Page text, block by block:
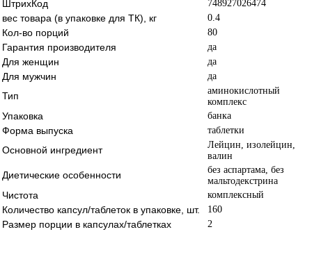
ШтрихКод 748927026474
вес товара (в упаковке для ТК), кг 0.4
Кол-во порций 80
Гарантия производителя да
Для женщин да
Для мужчин да
Тип
аминокислотный
комплекс
Упаковка банка
Форма выпуска таблетки
Основной ингредиент
Лейцин, изолейцин,
валин
Диетические особенности
без аспартама, без
мальтодекстрина
Чистота комплексный
Количество капсул/таблеток в упаковке, шт. 160
Размер порции в капсулах/таблетках 2